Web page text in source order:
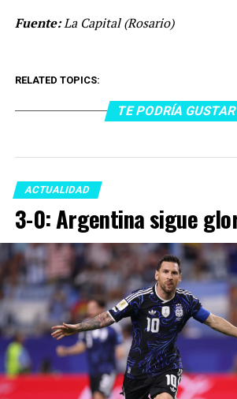
Fuente:La Capital (Rosario)
RELATED TOPICS:
TE PODRÍA GUSTAR
ACTUALIDAD
3-0: Argentina sigue